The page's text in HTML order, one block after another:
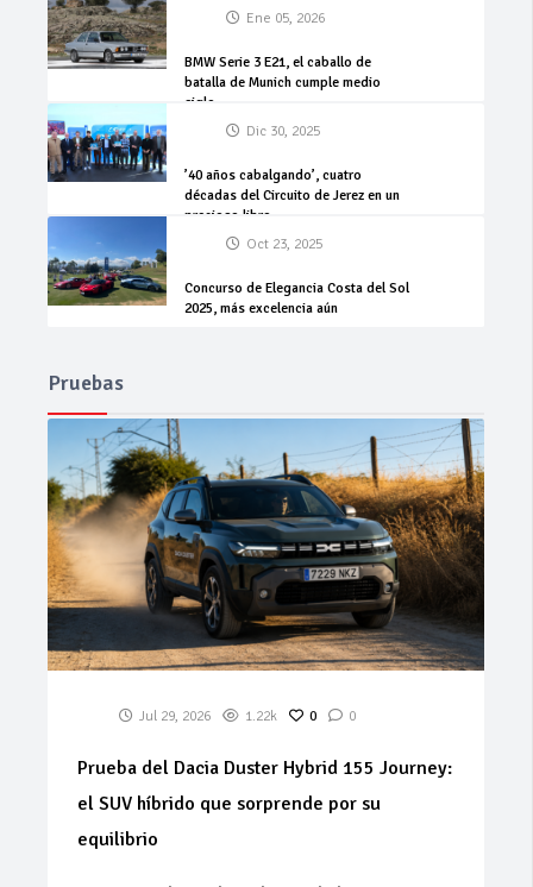
Ene 05, 2026
BMW Serie 3 E21, el caballo de
batalla de Munich cumple medio
siglo
Dic 30, 2025
’40 años cabalgando’, cuatro
décadas del Circuito de Jerez en un
precioso libro
Oct 23, 2025
Concurso de Elegancia Costa del Sol
2025, más excelencia aún
Pruebas
Jul 29, 2026 1.22k 0 0
Prueba del Dacia Duster Hybrid 155 Journey:
el SUV híbrido que sorprende por su
equilibrio